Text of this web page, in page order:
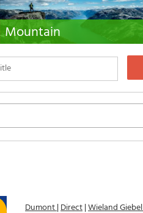
Mountain
Alpine guides, hiking guides, technical
for summer and winter mountaineering.
Mountain literature and filmography
Dumont|Direct|Wieland